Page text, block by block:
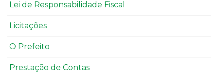
Lei de Responsabilidade Fiscal
Licitações
O Prefeito
Prestação de Contas